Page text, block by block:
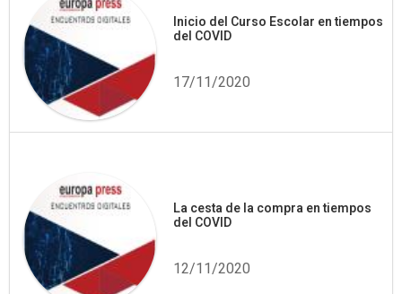
Inicio del Curso Escolar en tiempos
del COVID
17/11/2020
La cesta de la compra en tiempos
del COVID
12/11/2020